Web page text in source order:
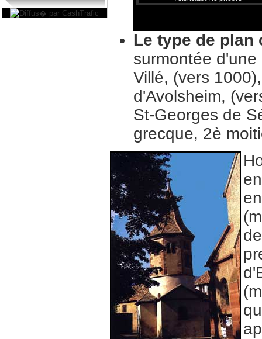
Le type de plan
surmontée
Villé, (vers
d'Avolsheim,
St-Georges de
grecque, 2è